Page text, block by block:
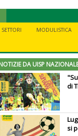
MODULISTICA
DA UISP
di
si